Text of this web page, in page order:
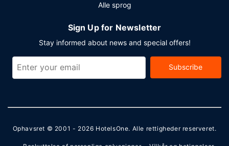
Alle sprog
Sign Up for Newsletter
Stay informed about news and special offers!
Subscribe
Ophavsret © 2001 - 2026 HotelsOne. Alle rettigheder reserveret.